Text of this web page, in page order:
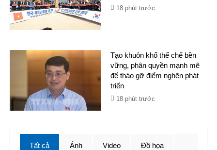
18 phút trước
Tạo khuôn khổ thể chế bền
vững, phân quyền mạnh mẽ
để tháo gỡ điểm nghẽn phát
triển
18 phút trước
Tất cả Ảnh Video Đồ họa